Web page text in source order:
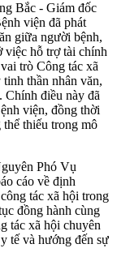
Bắc - Giám đốc
viện đã phát
giữa người bệnh,
việc hỗ trợ tài chính
trò Công tác xã
thần nhân văn,
Chính điều này đã
viện, đồng thời
thiếu trong mô
Phó Vụ
cáo về định
tác xã hội trong
đồng hành cùng
tác xã hội chuyên
tế và hướng đến sự